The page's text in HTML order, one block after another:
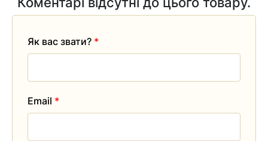
Як вас звати? *
Email *